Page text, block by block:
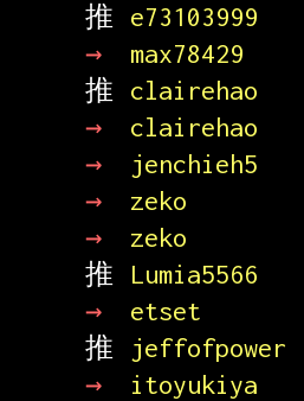
推
e73103999
→
max78429
推
clairehao
→
clairehao
→
jenchieh5
→
zeko
→
zeko
推
Lumia5566
→
etset
推
jeffofpower
→
itoyukiya